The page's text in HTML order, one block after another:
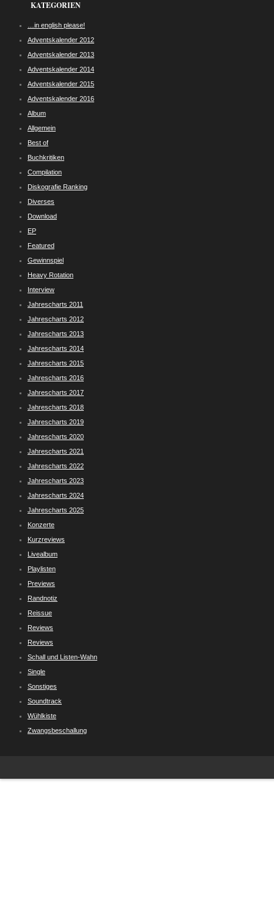
KATEGORIEN
…in english please!
Adventskalender 2012
Adventskalender 2013
Adventskalender 2014
Adventskalender 2015
Adventskalender 2016
Album
Allgemein
Best of
Buchkritiken
Compilation
Diskografie Ranking
Diverses
Download
EP
Featured
Gewinnspiel
Heavy Rotation
Interview
Jahrescharts 2011
Jahrescharts 2012
Jahrescharts 2013
Jahrescharts 2014
Jahrescharts 2015
Jahrescharts 2016
Jahrescharts 2017
Jahrescharts 2018
Jahrescharts 2019
Jahrescharts 2020
Jahrescharts 2021
Jahrescharts 2022
Jahrescharts 2023
Jahrescharts 2024
Jahrescharts 2025
Konzerte
Kurzreviews
Livealbum
Playlisten
Previews
Randnotiz
Reissue
Reviews
Reviews
Schall und Listen-Wahn
Single
Sonstiges
Soundtrack
Wühlkiste
Zwangsbeschallung